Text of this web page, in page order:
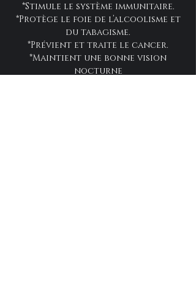
*Stimule le système immunitaire.
*Protège le foie de l’alcoolisme et
du tabagisme.
*Prévient et traite le cancer.
*Maintient une bonne vision
nocturne